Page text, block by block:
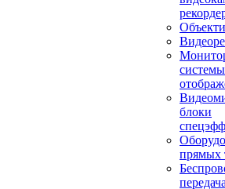
системы
блоки
прямых